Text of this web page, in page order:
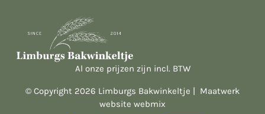
Al onze prijzen zijn incl. BTW
© Copyright 2026 Limburgs Bakwinkeltje | Maatwerk
website webmix